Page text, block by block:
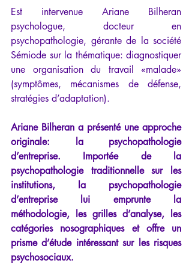
Est intervenue Ariane Bilheran
psychologue, docteur en
psychopathologie, gérante de la société
Sémiode sur la thématique: diagnostiquer
une organisation du travail «malade»
(symptômes, mécanismes de défense,
stratégies d’adaptation).
Ariane Bilheran a présenté une approche
originale: la psychopathologie
d’entreprise. Importée de la
psychopathologie traditionnelle sur les
institutions, la psychopathologie
d’entreprise lui emprunte la
méthodologie, les grilles d’analyse, les
catégories nosographiques et offre un
prisme d’étude intéressant sur les risques
psychosociaux.